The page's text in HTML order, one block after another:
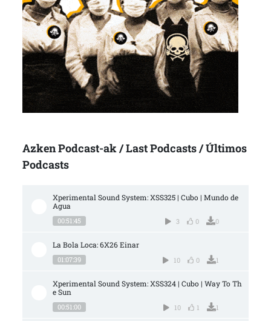
Azken Podcast-ak / Last Podcasts / Últimos
Podcasts
Xperimental Sound System: XSS325 | Cubo | Mundo de
Agua
00:51:45 3 0 0
La Bola Loca: 6X26 Einar
01:07:39 10 0 1
Xperimental Sound System: XSS324 | Cubo | Way To Th
e Sun
00:51:00 10 1 1